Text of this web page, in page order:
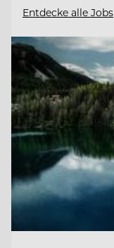
Entdecke alle Jobs